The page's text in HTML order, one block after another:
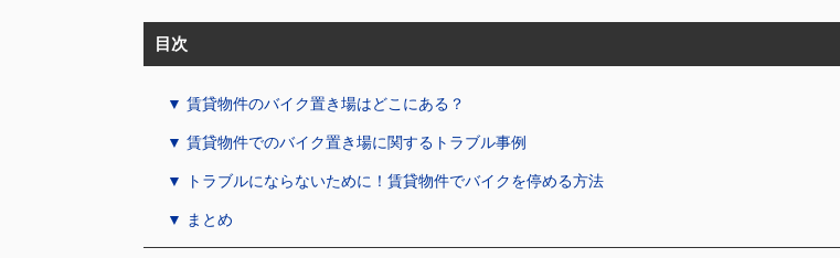
目次
▼ 賃貸物件のバイク置き場はどこにある？
▼ 賃貸物件でのバイク置き場に関するトラブル事例
▼ トラブルにならないために！賃貸物件でバイクを停める方法
▼ まとめ